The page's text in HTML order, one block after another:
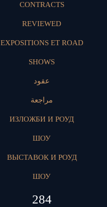
CONTRACTS
REVIEWED
EXPOSITIONS ET ROAD
SHOWS
عقود
مراجعة
ИЗЛОЖБИ И РОУД
ШОУ
ВЫСТАВОК И РОУД
ШОУ
424